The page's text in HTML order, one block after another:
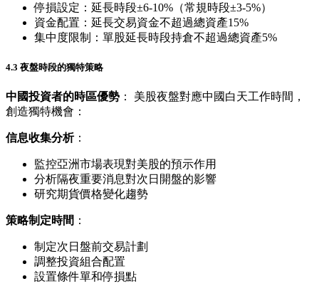
停損設定：延長時段±6-10%（常規時段±3-5%）
資金配置：延長交易資金不超過總資產15%
集中度限制：單股延長時段持倉不超過總資產5%
4.3 夜盤時段的獨特策略
中國投資者的時區優勢 ： 美股夜盤對應中國白天工作時間，
創造獨特機會：
信息收集分析：
監控亞洲市場表現對美股的預示作用
分析隔夜重要消息對次日開盤的影響
研究期貨價格變化趨勢
策略制定時間 ：
制定次日盤前交易計劃
調整投資組合配置
設置條件單和停損點